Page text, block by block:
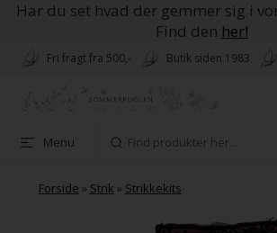
Har du set hvad der gemmer sig i
Find den her!
Fri fragt fra 500,- Butik siden 1983
Menu
Forside » Strik » Strikkekits